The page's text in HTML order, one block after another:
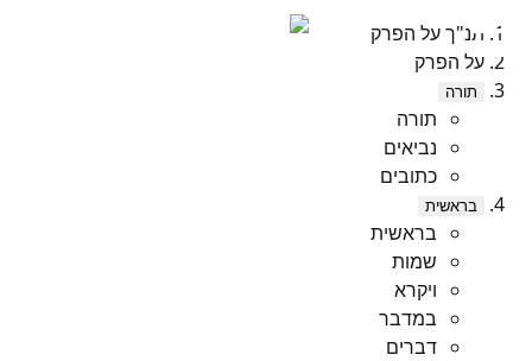
תנ"ך על הפרק
על הפרק
תורה
תורה
נביאים
כתובים
בראשית
בראשית
שמות
ויקרא
במדבר
דברים